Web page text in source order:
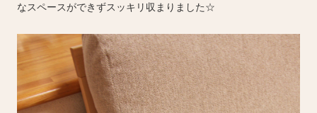
なスペースができずスッキリ収まりました☆